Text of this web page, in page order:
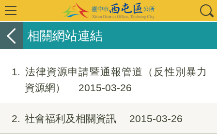
相關網站連結
1
法律資源申請暨通報管道（反性別暴力
資源網）
2015-03-26
2 社會福利及相關資訊 2015-03-26